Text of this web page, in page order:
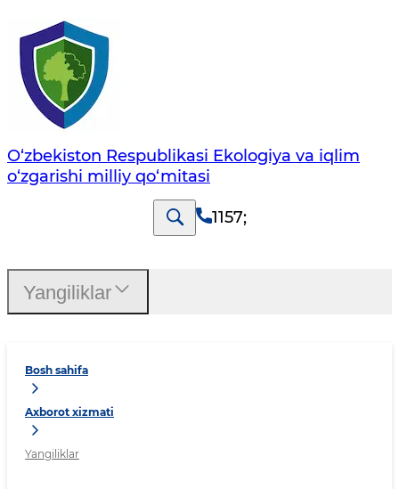
O‘zbekiston Respublikasi Ekologiya va iqlim
o‘zgarishi milliy qo‘mitasi
1157;
Bosh sahifa
Axborot xizmati
Yangiliklar
Yangiliklar